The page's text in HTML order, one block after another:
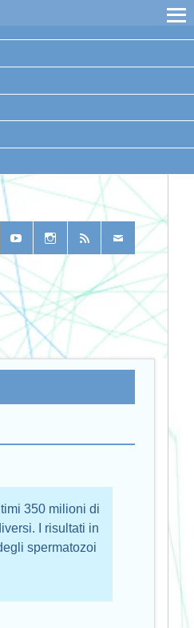
350 milioni di
I risultati in
spermatozoi